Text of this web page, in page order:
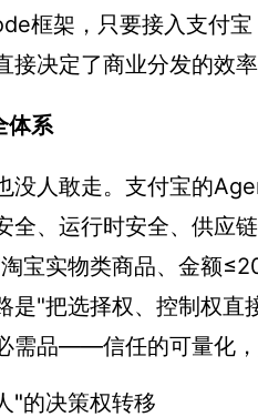
框架，只要接入支付
决定了商业分发的效率
体系
没人敢走。支付宝的
全、运行时安全、供
宝实物类商品、金额
是"把选择权、控制权
需品——信任的可量化，
"的决策权转移